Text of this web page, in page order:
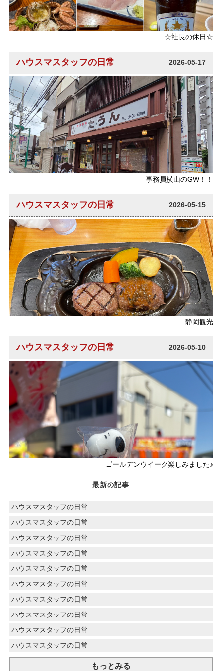
☆社長の休日☆
ハウスマスタッフの日常 2026-05-17
事務員横山のGW！！
ハウスマスタッフの日常 2026-05-15
静岡観光
ハウスマスタッフの日常 2026-05-10
ゴールデンウイーク楽しみました♪
最新の記事
ハウスマスタッフの日常
ハウスマスタッフの日常
ハウスマスタッフの日常
ハウスマスタッフの日常
ハウスマスタッフの日常
ハウスマスタッフの日常
ハウスマスタッフの日常
ハウスマスタッフの日常
ハウスマスタッフの日常
ハウスマスタッフの日常
もっとみる